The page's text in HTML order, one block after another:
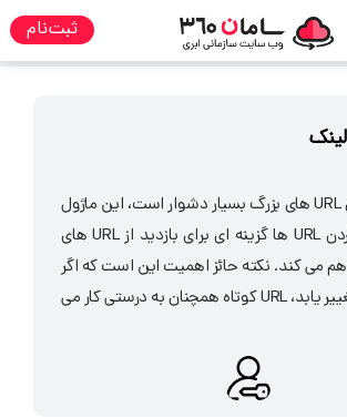
ثبت نام مطالب ابزارهای وب
اشتراک گذاری URL های بزرگ بسیار دشوار است، این ماژول
ضمن کوتاه کردن URL ها گزینه ای برای بازدید از URL های
می کند. نکته حائز اهمیت این است که اگر
URL طولانی تغییر یابد، URL کوتاه همچنان به درستی کار می